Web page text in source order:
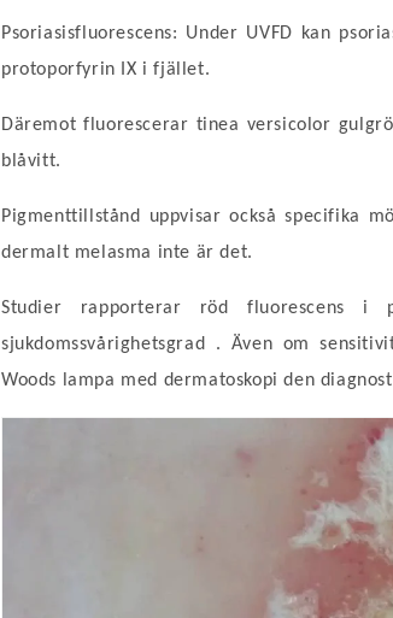
Psoriasisfluorescens: Under UVFD kan
protoporfyrin IX i fjället.
Däremotfluorescerar tinea versicolor
blåvitt.
Pigmenttillstånd uppvisar också specifika
dermalt melasma inte är det.
Studier rapporterar röd fluorescens i
sjukdomssvårighetsgrad . Även om
Woods
lampa med dermatoskopi den